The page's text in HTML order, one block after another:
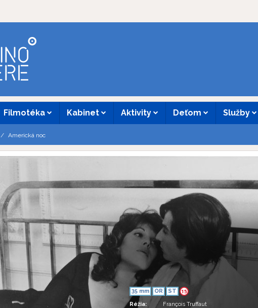
Filmotéka Kabinet Aktivity Deťom Služby
Americká noc
35 mm OR ST 15
Réžia:
François Truffaut